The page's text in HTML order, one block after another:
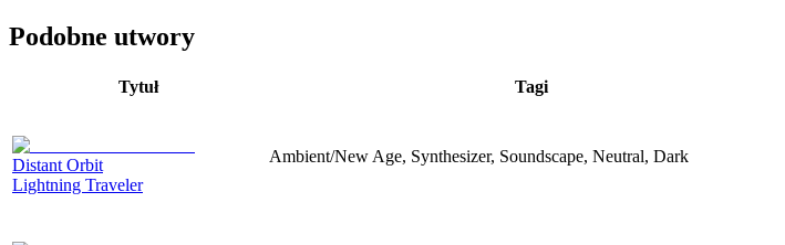
Podobne utwory
Tytuł Tagi
Distant Orbit
Lightning Traveler
Ambient/New Age, Synthesizer, Soundscape, Neutral, Dark